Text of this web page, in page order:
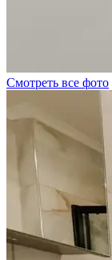
Смотреть все фото